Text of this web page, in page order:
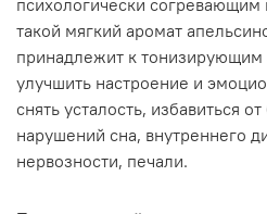
психологически
такой мягкий аромат
принадлежит к
улучшить настроение и
снять усталость, избавиться
нарушений сна, внутреннего
нервозности, печали.